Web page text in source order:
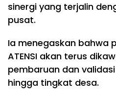
sinergi yang terjalin
pusat.
Ia menegaskan bahwa
ATENSI akan terus
pembaruan dan
hingga tingkat desa.